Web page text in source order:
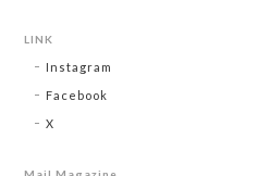
LINK
Instagram
Facebook
X